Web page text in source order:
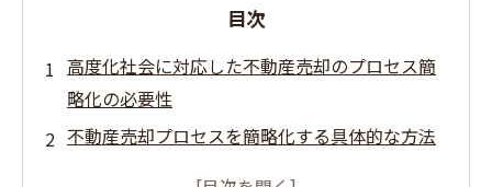
目次
高度化社会に対応した不動産売却のプロセス簡
略化の必要性
不動産売却プロセスを簡略化する具体的な方法
不動産売却プロセス簡略化によるメリット